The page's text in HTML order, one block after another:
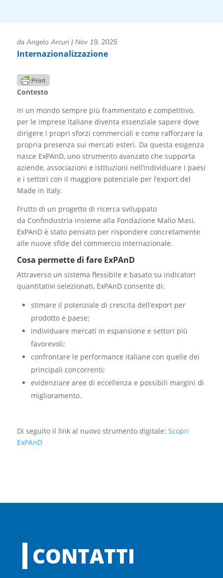
da Angelo Arcuri| Nov 19, 2025
Internazionalizzazione
Contesto
In un mondo sempre più frammentato e competitivo,
per le imprese italiane diventa essenziale sapere dove
dirigere i propri sforzi commerciali e come rafforzare la
propria presenza sui mercati esteri. Da questa esigenza
nasce ExPAnD, uno strumento avanzato che supporta
aziende, associazioni e istituzioni nell’individuare i paesi
e i settori con il maggiore potenziale per l’export del
Made in Italy.
Frutto di un progetto di ricerca sviluppato
da Confindustria insieme alla Fondazione Malio Masi,
ExPAnD è stato pensato per rispondere concretamente
alle nuove sfide del commercio internazionale.
Cosa permette di fare ExPAnD
Attraverso un sistema flessibile e basato su indicatori
quantitativi selezionati, ExPAnD consente di:
stimare il potenziale di crescita dell’export per
prodotto e paese;
individuare mercati in espansione e settori più
favorevoli;
confrontare le performance italiane con quelle dei
principali concorrenti;
evidenziare aree di eccellenza e possibili margini di
miglioramento.
Di seguito il link al nuovo strumento digitale: Scopri
ExPAnD
CONTATTI